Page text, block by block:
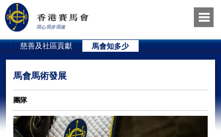
慈善及社區貢獻 馬會知多少
馬會馬術發展
團隊